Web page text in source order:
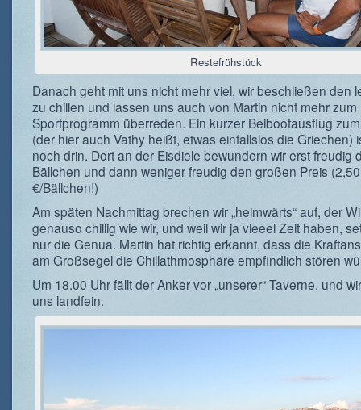
Restefrühstück
Danach geht mit uns nicht mehr viel, wir beschließen den
zu chillen und lassen uns auch von Martin nicht mehr zum
Sportprogramm überreden. Ein kurzer Beibootausflug
(der hier auch Vathy heißt, etwas einfallslos die Griechen)
noch drin. Dort an der Eisdiele bewundern wir erst freudig
Bällchen und dann weniger freudig den großen Preis (2,50
€/Bällchen!)
Am späten Nachmittag brechen wir „heimwärts“ auf, der
genauso chillig wie wir, und weil wir ja vieeel Zeit haben,
nur die Genua. Martin hat richtig erkannt, dass die
am Großsegel die Chillathmosphäre empfindlich stören
Um 18.00 Uhr fällt der Anker vor „unserer“ Taverne, und
uns landfein.